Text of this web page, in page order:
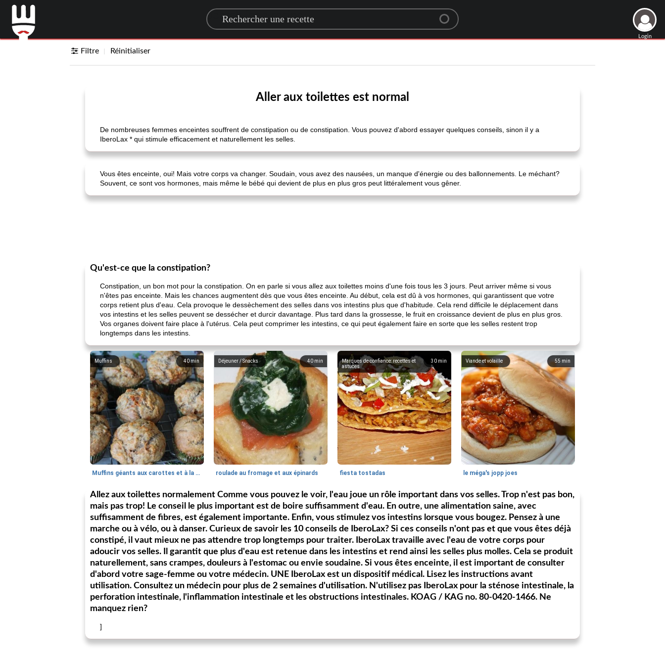
Search for a recipe
Login
Filtre Réinitialiser
Aller aux toilettes est normal
De nombreuses femmes enceintes souffrent de constipation ou de constipation. Vous pouvez d'abord essayer quelques conseils, sinon il y a
IberoLax * qui stimule efficacement et naturellement les selles.
Vous êtes enceinte, oui! Mais votre corps va changer. Soudain, vous avez des nausées, un manque d'énergie ou des ballonnements. Le méchant?
Souvent, ce sont vos hormones, mais même le bébé qui devient de plus en plus gros peut littéralement vous gêner.
Qu'est-ce que la constipation?
Constipation, un bon mot pour la constipation. On en parle si vous allez aux toilettes moins d'une fois tous les 3 jours. Peut arriver même si vous
n'êtes pas enceinte. Mais les chances augmentent dès que vous êtes enceinte. Au début, cela est dû à vos hormones, qui garantissent que votre
corps retient plus d'eau. Cela provoque le dessèchement des selles dans vos intestins plus que d'habitude. Cela rend difficile le déplacement dans
vos intestins et les selles peuvent se dessécher et durcir davantage. Plus tard dans la grossesse, le fruit en croissance devient de plus en plus gros.
Vos organes doivent faire place à l'utérus. Cela peut comprimer les intestins, ce qui peut également faire en sorte que les selles restent trop
longtemps dans les intestins.
40 min
Muffins
Muffins géants aux carottes et à la banane de Nif
40 min
Déjeuner / Snacks
roulade au fromage et aux épinards
30 min
Marques de confiance: recettes et
astuces
fiesta tostadas
55 min
Viande et volaille
le méga's jopp joes
Allez aux toilettes normalement Comme vous pouvez le voir, l'eau joue un rôle important dans vos selles. Trop n'est pas bon,
mais pas trop! Le conseil le plus important est de boire suffisamment d'eau. En outre, une alimentation saine, avec
suffisamment de fibres, est également importante. Enfin, vous stimulez vos intestins lorsque vous bougez. Pensez à une
marche ou à vélo, ou à danser. Curieux de savoir les 10 conseils de IberoLax? Si ces conseils n'ont pas et que vous êtes déjà
constipé, il vaut mieux ne pas attendre trop longtemps pour traiter. IberoLax travaille avec l'eau de votre corps pour
adoucir vos selles. Il garantit que plus d'eau est retenue dans les intestins et rend ainsi les selles plus molles. Cela se produit
naturellement, sans crampes, douleurs à l'estomac ou envie soudaine. Si vous êtes enceinte, il est important de consulter
d'abord votre sage-femme ou votre médecin. UNE IberoLax est un dispositif médical. Lisez les instructions avant
utilisation. Consultez un médecin pour plus de 2 semaines d'utilisation. N'utilisez pas IberoLax pour la sténose intestinale, la
perforation intestinale, l'inflammation intestinale et les obstructions intestinales. KOAG / KAG no. 80-0420-1466. Ne
manquez rien?
]